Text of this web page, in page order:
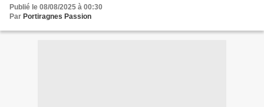
Publié le 08/08/2025 à 00:30
Par Portiragnes Passion